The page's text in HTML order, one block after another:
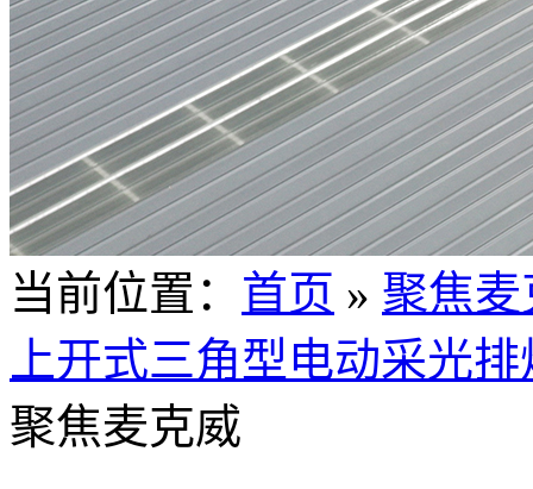
当前位置 ： 首页 » 聚焦麦
上开式三角型电动采光
聚焦麦克威